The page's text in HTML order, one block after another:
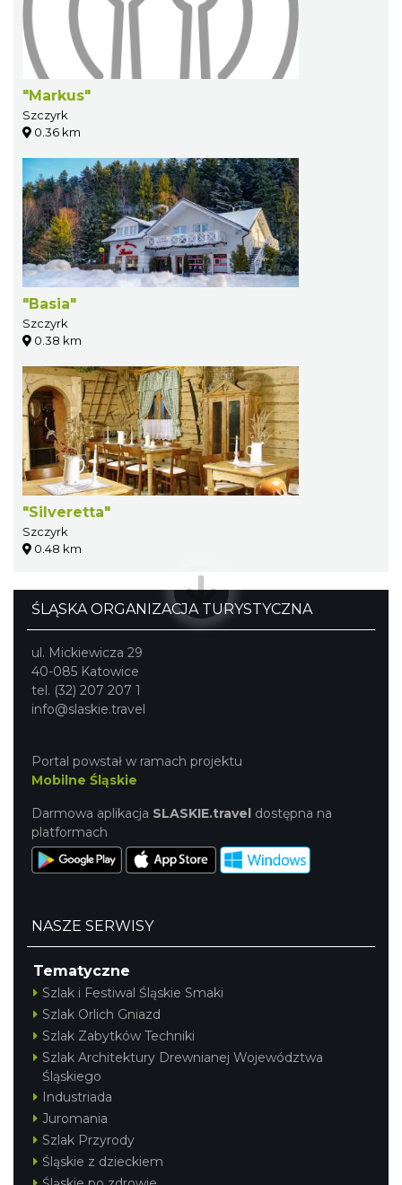
"Markus"
Szczyrk
0.36 km
"Basia"
Szczyrk
0.38 km
"Silveretta"
Szczyrk
0.48 km
ŚLĄSKA ORGANIZACJA TURYSTYCZNA
ul. Mickiewicza 29
40-085 Katowice
tel. (32) 207 207 1
info@slaskie.travel
Portal powstał w ramach projektu
Mobilne Śląskie
Darmowa aplikacja SLASKIE.travel dostępna na
platformach
NASZE SERWISY
Tematyczne
Szlak i Festiwal Śląskie Smaki
Szlak Orlich Gniazd
Szlak Zabytków Techniki
Szlak Architektury Drewnianej Województwa
Śląskiego
Industriada
Juromania
Szlak Przyrody
Śląskie z dzieckiem